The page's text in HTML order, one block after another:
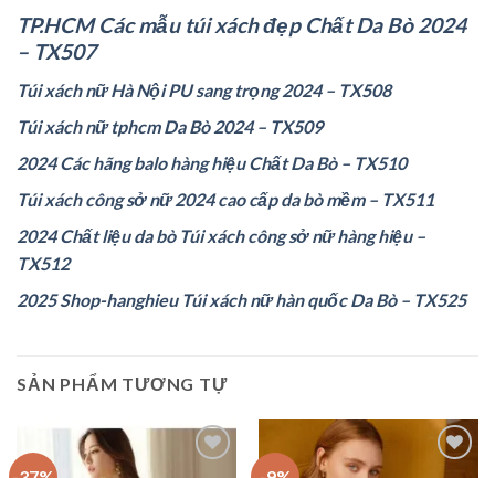
TP.HCM Các mẫu túi xách đẹp Chất Da Bò 2024
– TX507
Túi xách nữ Hà Nội PU sang trọng 2024 – TX508
Túi xách nữ tphcm Da Bò 2024 – TX509
2024 Các hãng balo hàng hiệu Chất Da Bò – TX510
Túi xách công sở nữ 2024 cao cấp da bò mềm – TX511
2024 Chất liệu da bò Túi xách công sở nữ hàng hiệu –
TX512
2025 Shop-hanghieu Túi xách nữ hàn quốc Da Bò – TX525
SẢN PHẨM TƯƠNG TỰ